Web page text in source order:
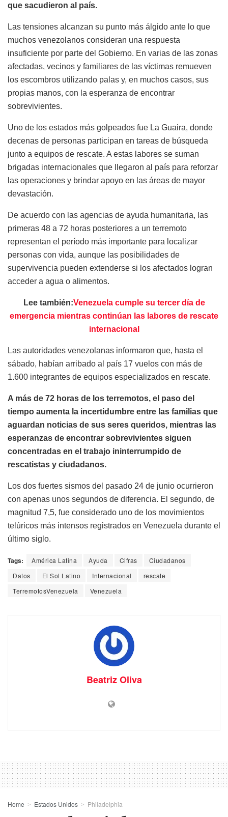
que sacudieron al país.
Las tensiones alcanzan su punto más álgido ante lo que
muchos venezolanos consideran una respuesta
insuficiente por parte del Gobierno. En varias de las zonas
afectadas, vecinos y familiares de las víctimas remueven
los escombros utilizando palas y, en muchos casos, sus
propias manos, con la esperanza de encontrar
sobrevivientes.
Uno de los estados más golpeados fue La Guaira, donde
decenas de personas participan en tareas de búsqueda
junto a equipos de rescate. A estas labores se suman
brigadas internacionales que llegaron al país para reforzar
las operaciones y brindar apoyo en las áreas de mayor
devastación.
De acuerdo con las agencias de ayuda humanitaria, las
primeras 48 a 72 horas posteriores a un terremoto
representan el período más importante para localizar
personas con vida, aunque las posibilidades de
supervivencia pueden extenderse si los afectados logran
acceder a agua o alimentos.
Lee también:Venezuela cumple su tercer día de
emergencia mientras continúan las labores de rescate
internacional
Las autoridades venezolanas informaron que, hasta el
sábado, habían arribado al país 17 vuelos con más de
1.600 integrantes de equipos especializados en rescate.
A más de 72 horas de los terremotos, el paso del
tiempo aumenta la incertidumbre entre las familias que
aguardan noticias de sus seres queridos, mientras las
esperanzas de encontrar sobrevivientes siguen
concentradas en el trabajo ininterrumpido de
rescatistas y ciudadanos.
Los dos fuertes sismos del pasado 24 de junio ocurrieron
con apenas unos segundos de diferencia. El segundo, de
magnitud 7,5, fue considerado uno de los movimientos
telúricos más intensos registrados en Venezuela durante el
último siglo.
Tags: América Latina Ayuda Cifras
Ciudadanos
Datos
El Sol Latino Internacional
rescate
TerremotosVenezuela
Venezuela
Beatriz Oliva
Home Estados Unidos Philadelphia